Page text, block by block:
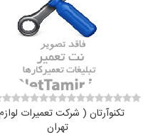
تکنوآرتان ( شرکت تعمیرات لوازم )
تهران